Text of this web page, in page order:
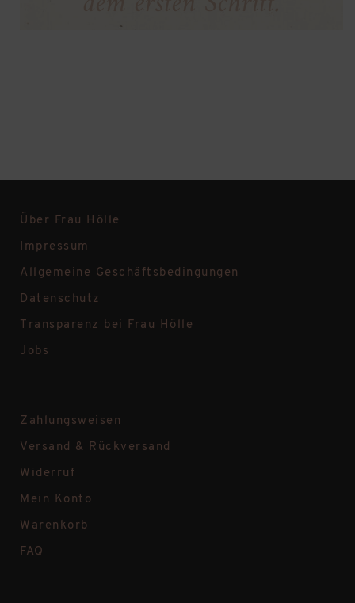
Über Frau Hölle
Impressum
Allgemeine Geschäftsbedingungen
Datenschutz
Transparenz bei Frau Hölle
Jobs
Zahlungsweisen
Versand & Rückversand
Widerruf
Mein Konto
Warenkorb
FAQ